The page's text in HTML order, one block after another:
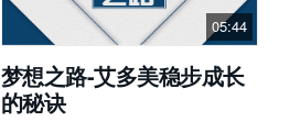
05:44
梦想之路-艾多美稳步成长
的秘诀